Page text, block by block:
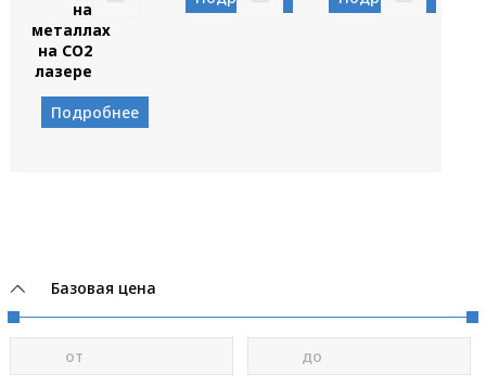
на
металлах
на CO2
лазере
Подробнее
Базовая цена
от до